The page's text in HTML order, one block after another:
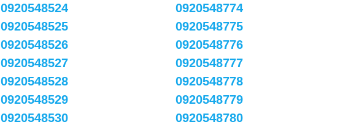
0920548524
0920548525
0920548526
0920548527
0920548528
0920548529
0920548530
0920548774
0920548775
0920548776
0920548777
0920548778
0920548779
0920548780